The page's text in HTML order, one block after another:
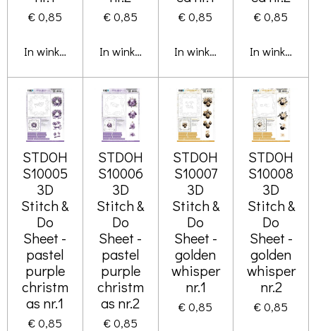
€ 0,85
In winkelwagen
€ 0,85
In winkelwagen
€ 0,85
In winkelwagen
€ 0,85
In
STDOH
S10005
3D
Stitch &
Do
Sheet -
pastel
purple
christm
as nr.1
€ 0,85
STDOH
S10006
3D
Stitch &
Do
Sheet -
pastel
purple
christm
as nr.2
€ 0,85
STDOH
S10007
3D
Stitch &
Do
Sheet -
golden
whisper
nr.1
€ 0,85
STDOH
S10008
3D
Stitch &
Do
Sheet -
golden
whisper
nr.2
€ 0,85